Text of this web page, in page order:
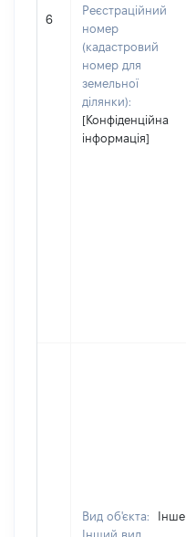
6
Реєстраційний
номер
(кадастровий
номер для
земельної
ділянки):
[Конфіденційна
інформація]
Вид об'єкта:
Інше
Інший вид